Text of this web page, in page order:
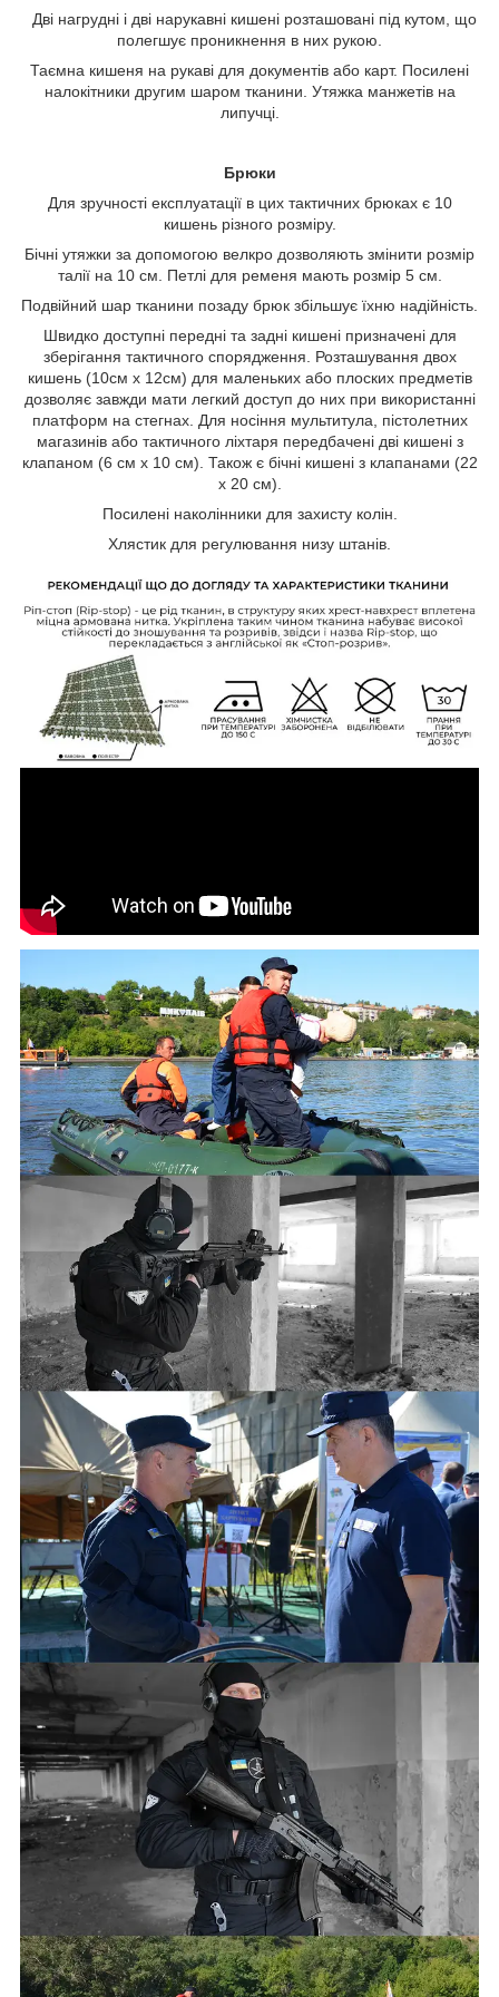
Дві нагрудні і дві нарукавні кишені розташовані під кутом, що
полегшує проникнення в них рукою.
Таємна кишеня на рукаві для документів або карт. Посилені
налокітники другим шаром тканини. Утяжка манжетів на
липучці.
Брюки
Для зручності експлуатації в цих тактичних брюках є 10
кишень різного розміру.
Бічні утяжки за допомогою велкро дозволяють змінити розмір
талії на 10 см. Петлі для ременя мають розмір 5 см.
Подвійний шар тканини позаду брюк збільшує їхню надійність.
Швидко доступні передні та задні кишені призначені для
зберігання тактичного спорядження. Розташування двох
кишень (10см х 12см) для маленьких або плоских предметів
дозволяє завжди мати легкий доступ до них при використанні
платформ на стегнах. Для носіння мультитула, пістолетних
магазинів або тактичного ліхтаря передбачені дві кишені з
клапаном (6 см х 10 см). Також є бічні кишені з клапанами (22
х 20 см).
Посилені наколінники для захисту колін.
Хлястик для регулювання низу штанів.